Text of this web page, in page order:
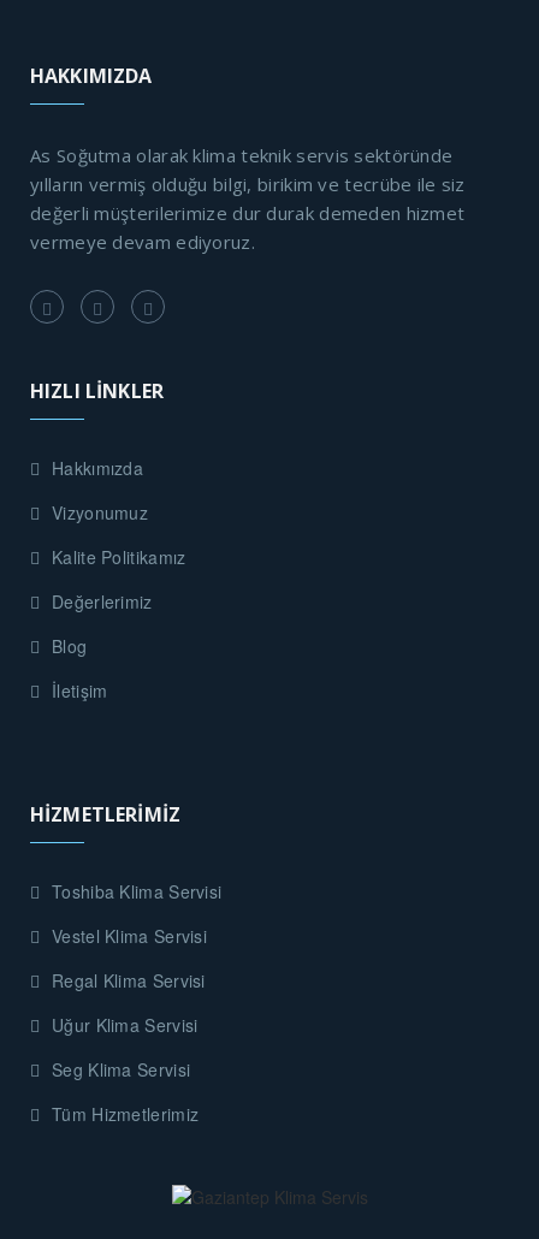
HAKKIMIZDA
As Soğutma olarak klima teknik servis sektöründe
yılların vermiş olduğu bilgi, birikim ve tecrübe ile siz
değerli müşterilerimize dur durak demeden hizmet
vermeye devam ediyoruz.
HIZLI LİNKLER
Hakkımızda
Vizyonumuz
Kalite Politikamız
Değerlerimiz
Blog
İletişim
HİZMETLERİMİZ
Toshiba Klima Servisi
Vestel Klima Servisi
Regal Klima Servisi
Uğur Klima Servisi
Seg Klima Servisi
Tüm Hizmetlerimiz